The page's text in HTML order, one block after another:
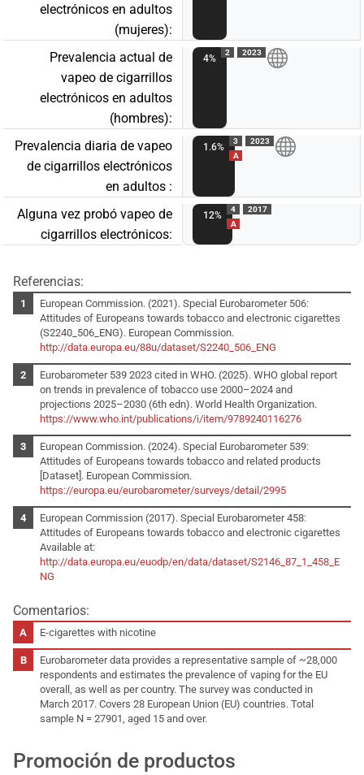
electrónicos en adultos
(mujeres):
Prevalencia actual de
vapeo de cigarrillos
electrónicos en adultos
(hombres):
4%
2 2023
Prevalencia diaria de vapeo
de cigarrillos electrónicos
en adultos :
1.6%
3
A
2023
Alguna vez probó vapeo de
cigarrillos electrónicos:
12%
4
A
2017
Referencias:
European Commission. (2021). Special Eurobarometer 506:
Attitudes of Europeans towards tobacco and electronic cigarettes
(S2240_506_ENG). European Commission.
http://data.europa.eu/88u/dataset/S2240_506_ENG
Eurobarometer 539 2023 cited in WHO. (2025). WHO global report
on trends in prevalence of tobacco use 2000–2024 and
projections 2025–2030 (6th edn). World Health Organization.
https://www.who.int/publications/i/item/9789240116276
European Commission. (2024). Special Eurobarometer 539:
Attitudes of Europeans towards tobacco and related products
[Dataset]. European Commission.
https://europa.eu/eurobarometer/surveys/detail/2995
European Commission (2017). Special Eurobarometer 458:
Attitudes of Europeans towards tobacco and electronic cigarettes
Available at:
http://data.europa.eu/euodp/en/data/dataset/S2146_87_1_458_E
NG
Comentarios:
E-cigarettes with nicotine
Eurobarometer data provides a representative sample of ~28,000
respondents and estimates the prevalence of vaping for the EU
overall, as well as per country. The survey was conducted in
March 2017. Covers 28 European Union (EU) countries. Total
sample N = 27901, aged 15 and over.
Promoción de productos